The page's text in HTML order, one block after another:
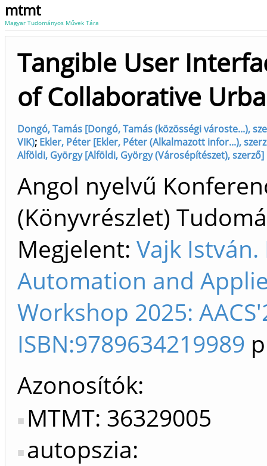
mtmt
Magyar Tudományos Művek Tára
Tangible User
of Collaborative
Dongó, Tamás [Dongó, Tamás (közösségi városte...),
VIK); Ekler, Péter [Ekler, Péter (Alkalmazott infor...),
Alföldi, György [Alföldi, György (Városépítészet),
Angol nyelvű
(Könyvrészlet)
Megjelent: Vajk
Automation and
Workshop 2025:
ISBN:9789634219989
Azonosítók
MTMT: 36329005
autopszia: